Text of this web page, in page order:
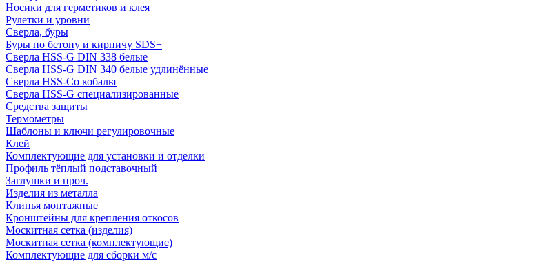
Носики для герметиков и клея
Рулетки и уровни
Сверла, буры
Буры по бетону и кирпичу SDS+
Сверла HSS-G DIN 338 белые
Сверла HSS-G DIN 340 белые удлинённые
Сверла HSS-Co кобальт
Сверла HSS-G специализированные
Средства защиты
Термометры
Шаблоны и ключи регулировочные
Клей
Комплектующие для установки и отделки
Профиль тёплый подставочный
Заглушки и проч.
Изделия из металла
Клинья монтажные
Кронштейны для крепления откосов
Москитная сетка (изделия)
Москитная сетка (комплектующие)
Комплектующие для сборки м/с